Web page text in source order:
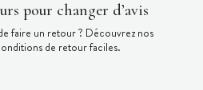
pour changer d’avis
faire un retour ? Découvrez nos
de retour faciles.